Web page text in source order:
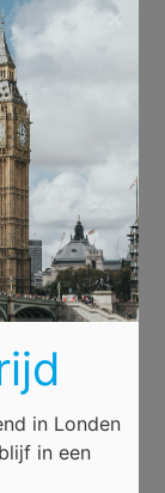
in Londen
in een
×